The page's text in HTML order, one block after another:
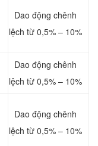
Dao động chênh
lệch từ 0,5% – 10%
Dao động chênh
lệch từ 0,5% – 10%
Dao động chênh
lệch từ 0,5% – 10%